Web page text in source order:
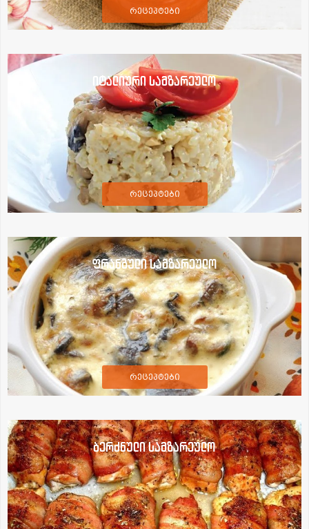
რეცეპტები
იტალიური სამზარეულო
რეცეპტები
ფრანგული სამზარეულო
რეცეპტები
ბერძნული სამზარეულო